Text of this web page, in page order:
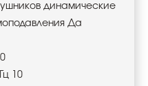
динамические
Да
10